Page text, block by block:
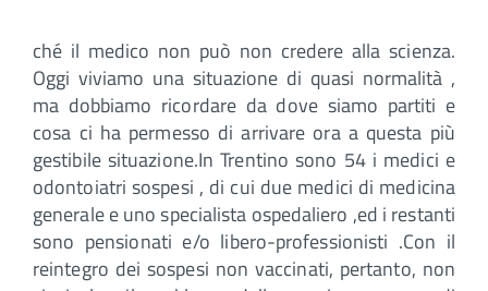
ché il medico non può non credere alla scienza.
Oggi viviamo una situazione di quasi normalità ,
ma dobbiamo ricordare da dove siamo partiti e
cosa ci ha permesso di arrivare ora a questa più
gestibile situazione.In Trentino sono 54 i medici e
odontoiatri sospesi , di cui due medici di medicina
generale e uno specialista ospedaliero ,ed i restanti
sono pensionati e/o libero-professionisti .Con il
reintegro dei sospesi non vaccinati, pertanto, non